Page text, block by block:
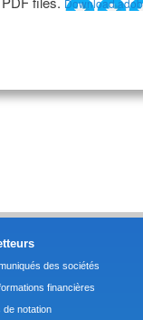
des sociétés
financières
de notation